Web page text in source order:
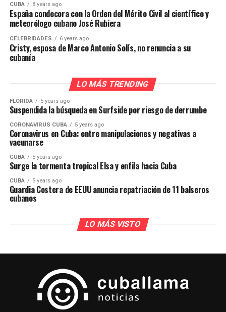
CUBA 8 years ago
España condecora con la Orden del Mérito Civil al científico y
meteorólogo cubano José Rubiera
CELEBRIDADES 6 years ago
Cristy, esposa de Marco Antonio Solís, no renuncia a su
cubanía
LO MÁS TRENDING
FLORIDA 5 years ago
Suspendida la búsqueda en Surfside por riesgo de derrumbe
CORONAVIRUS CUBA 5 years ago
Coronavirus en Cuba: entre manipulaciones y negativas a
vacunarse
CUBA 5 years ago
Surge la tormenta tropical Elsa y enfila hacia Cuba
CUBA 5 years ago
Guardia Costera de EEUU anuncia repatriación de 11 balseros
cubanos
LO MÁS VISTO